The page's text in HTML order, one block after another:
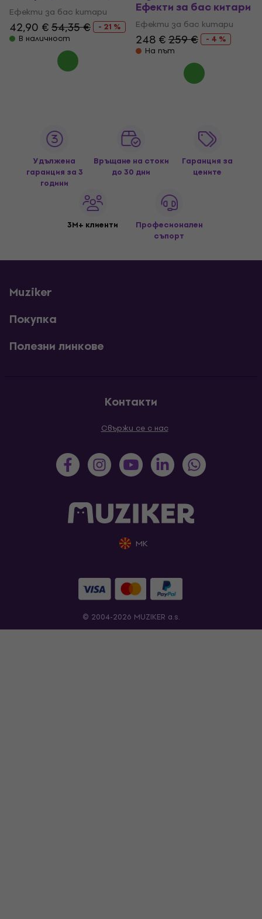
Ефекти за бас китари
42,90 €54,35 €
- 21 %
В наличност
Ефекти за бас китари
Ефекти за бас китари
248 €259 €
- 4 %
На път
Удължена
гаранция за 3
години
Връщане на стоки
до 30 дни
Гаранция за
цените
3M+ клиенти
Професионален
съпорт
Muziker
Покупка
Полезни линкове
Контакти
Свържи се с нас
MK
© 2004-2026 MUZIKER a.s.